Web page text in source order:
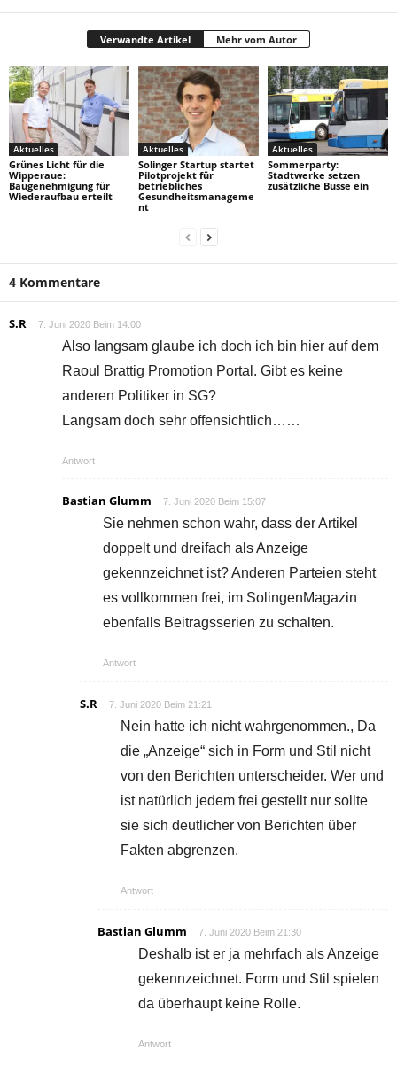
Verwandte Artikel Mehr vom Autor
Aktuelles
Grünes Licht für die
Wipperaue:
Baugenehmigung für
Wiederaufbau erteilt
Aktuelles
Solinger Startup startet
Pilotprojekt für
betriebliches
Gesundheitsmanageme
nt
Aktuelles
Sommerparty:
Stadtwerke setzen
zusätzliche Busse ein
4 Kommentare
S.R 7. Juni 2020 Beim 14:00
Also langsam glaube ich doch ich bin hier auf dem
Raoul Brattig Promotion Portal. Gibt es keine
anderen Politiker in SG?
Langsam doch sehr offensichtlich……
Antwort
Bastian Glumm 7. Juni 2020 Beim 15:07
Sie nehmen schon wahr, dass der Artikel
doppelt und dreifach als Anzeige
gekennzeichnet ist? Anderen Parteien steht
es vollkommen frei, im SolingenMagazin
ebenfalls Beitragsserien zu schalten.
Antwort
S.R 7. Juni 2020 Beim 21:21
Nein hatte ich nicht wahrgenommen., Da
die „Anzeige“ sich in Form und Stil nicht
von den Berichten unterscheider. Wer und
ist natürlich jedem frei gestellt nur sollte
sie sich deutlicher von Berichten über
Fakten abgrenzen.
Antwort
Bastian Glumm 7. Juni 2020 Beim 21:30
Deshalb ist er ja mehrfach als Anzeige
gekennzeichnet. Form und Stil spielen
da überhaupt keine Rolle.
Antwort